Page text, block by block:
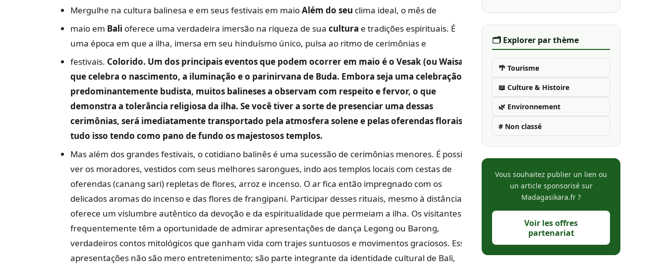
Mergulhe na cultura balinesa e em seus festivais em maioAlém do seu clima ideal, o mês de
maio em Bali oferece uma verdadeira imersão na riqueza de sua cultura e tradições espirituais. É
uma época em que a ilha, imersa em seu hinduísmo único, pulsa ao ritmo de cerimônias e
festivais. Colorido. Um dos principais eventos que podem ocorrer em maio é o Vesak (ou Waisak),
que celebra o nascimento, a iluminação e o parinirvana de Buda. Embora seja uma celebração
predominantemente budista, muitos balineses a observam com respeito e fervor, o que
demonstra a tolerância religiosa da ilha. Se você tiver a sorte de presenciar uma dessas
cerimônias, será imediatamente transportado pela atmosfera solene e pelas oferendas florais,
tudo isso tendo como pano de fundo os majestosos templos.
Mas além dos grandes festivais, o cotidiano balinês é uma sucessão de cerimônias menores. É possível
ver os moradores, vestidos com seus melhores sarongues, indo aos templos locais com cestas de
oferendas (canang sari) repletas de flores, arroz e incenso. O ar fica então impregnado com os
delicados aromas do incenso e das flores de frangipani. Participar desses rituais, mesmo à distância,
oferece um vislumbre autêntico da devoção e da espiritualidade que permeiam a ilha. Os visitantes
frequentemente têm a oportunidade de admirar apresentações de dança Legong ou Barong,
verdadeiros contos mitológicos que ganham vida com trajes suntuosos e movimentos graciosos. Essas
apresentações não são mero entretenimento; são parte integrante da identidade cultural de Bali,
🗂️ Explorer par thème
🌴 Tourisme
📖 Culture & Histoire
🌿 Environnement
# Non classé
Vous souhaitez publier un lien ou
un article sponsorisé sur
Madagasikara.fr ?
Voir les offres
partenariat